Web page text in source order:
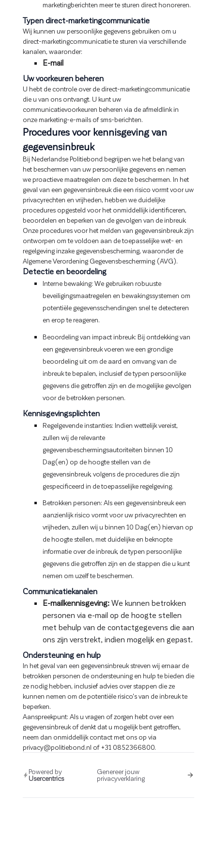
marketingberichten meer te sturen direct honoreren.
Typen direct-marketingcommunicatie
Wij kunnen uw persoonlijke gegevens gebruiken om u
direct-marketingcommunicatie te sturen via verschillende
kanalen, waaronder:
E-mail
Uw voorkeuren beheren
U hebt de controle over de direct-marketingcommunicatie
die u van ons ontvangt. U kunt uw
communicatievoorkeuren beheren via de afmeldlink in
onze marketing-e-mails of sms-berichten.
Procedures voor kennisgeving van
gegevensinbreuk
Bij Nederlandse Politiebond begrijpen we het belang van
het beschermen van uw persoonlijke gegevens en nemen
we proactieve maatregelen om deze te beschermen. In het
geval van een gegevensinbreuk die een risico vormt voor uw
privacyrechten en vrijheden, hebben we duidelijke
procedures opgesteld voor het onmiddellijk identificeren,
beoordelen en beperken van de gevolgen van de inbreuk.
Onze procedures voor het melden van gegevensinbreuk zijn
ontworpen om te voldoen aan de toepasselijke wet- en
regelgeving inzake gegevensbescherming, waaronder de
Algemene Verordening Gegevensbescherming (AVG).
Detectie en beoordeling
Interne bewaking: We gebruiken robuuste
beveiligingsmaatregelen en bewakingssystemen om
potentiële gegevensschendingen snel te detecteren
en erop te reageren.
Beoordeling van impact inbreuk: Bij ontdekking van
een gegevensinbreuk voeren we een grondige
beoordeling uit om de aard en omvang van de
inbreuk te bepalen, inclusief de typen persoonlijke
gegevens die getroffen zijn en de mogelijke gevolgen
voor de betrokken personen.
Kennisgevingsplichten
Regelgevende instanties: Indien wettelijk vereist,
zullen wij de relevante
gegevensbeschermingsautoriteiten binnen 10
Dag(en) op de hoogte stellen van de
gegevensinbreuk, volgens de procedures die zijn
gespecificeerd in de toepasselijke regelgeving.
Betrokken personen: Als een gegevensinbreuk een
aanzienlijk risico vormt voor uw privacyrechten en
vrijheden, zullen wij u binnen 10 Dag(en) hiervan op
de hoogte stellen, met duidelijke en beknopte
informatie over de inbreuk, de typen persoonlijke
gegevens die getroffen zijn en de stappen die u kunt
nemen om uzelf te beschermen.
Communicatiekanalen
E-mailkennisgeving:We kunnen betrokken
personen via e-mail op de hoogte stellen
met behulp van de contactgegevens die aan
ons zijn verstrekt, indien mogelijk en gepast.
Ondersteuning en hulp
In het geval van een gegevensinbreuk streven wij ernaar de
betrokken personen de ondersteuning en hulp te bieden die
ze nodig hebben, inclusief advies over stappen die ze
kunnen nemen om de potentiële risico's van de inbreuk te
beperken.
Aanspreekpunt: Als u vragen of zorgen hebt over een
gegevensinbreuk of denkt dat u mogelijk bent getroffen,
neem dan onmiddellijk contact met ons op via
privacy@politiebond.nl of +31 0852366800.
Powered by
Usercentrics
Genereer jouw
privacyverklaring